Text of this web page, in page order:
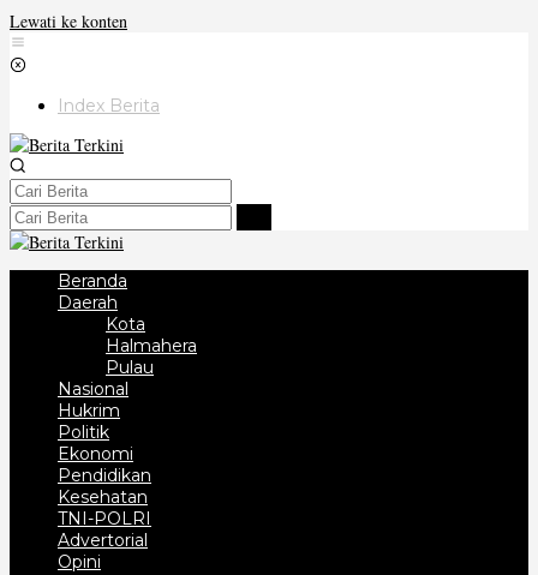
Lewati ke konten
Index Berita
Beranda
Daerah
Kota
Halmahera
Pulau
Nasional
Hukrim
Politik
Ekonomi
Pendidikan
Kesehatan
TNI-POLRI
Advertorial
Opini